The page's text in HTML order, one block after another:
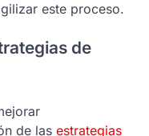
este proceso.
de
de las estrategias